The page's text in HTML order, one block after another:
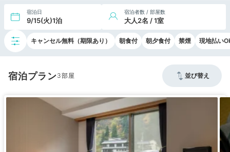
宿泊日
9/15(火)1泊
宿泊者数 / 部屋数
大人2名 / 1室
キャンセル無料（期限あり） 朝食付 朝夕食付 禁煙 現地払い
宿泊プラン3 並び替え